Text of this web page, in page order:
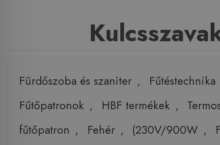
Fürdőszoba és szaniter ,
Fűtéstechnika
Fűtőpatronok , HBF termékek ,
fűtőpatron , Fehér , (230V/900W ,